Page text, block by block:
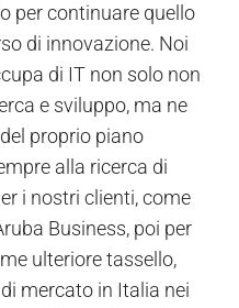
per continuare quello
di innovazione. Noi
di IT non solo non
e sviluppo, ma ne
proprio piano
alla ricerca di
i nostri clienti, come
Business, poi per
ulteriore tassello,
mercato in Italia nei